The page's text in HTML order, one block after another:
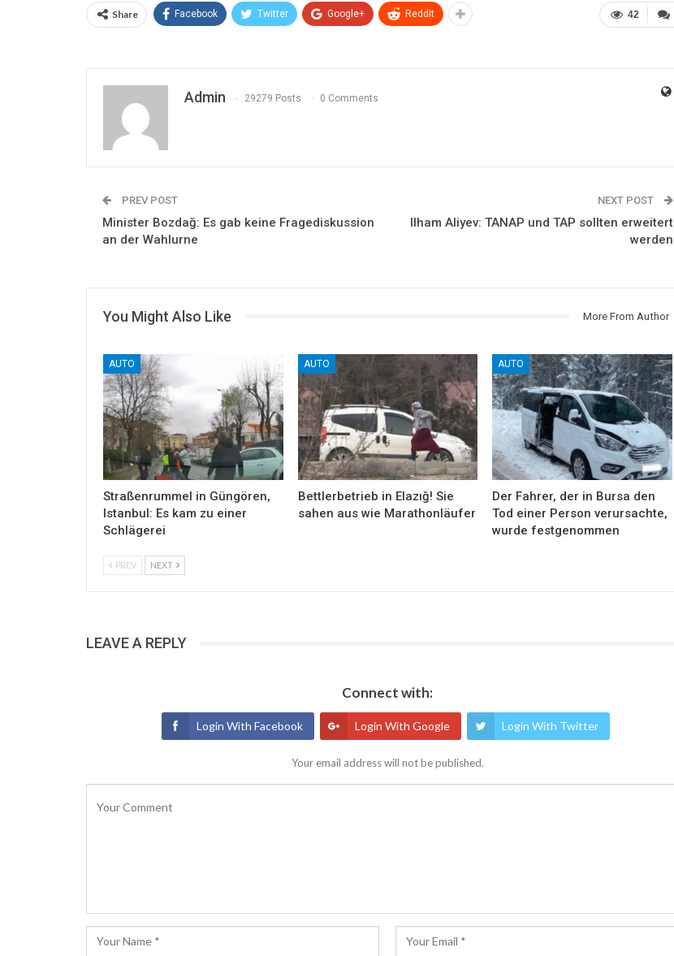
42
Share Facebook Twitter Google+ ReddIt
Admin 29279 Posts 0 Comments
PREV POST
Minister Bozdağ: Es gab keine Fragediskussion
an der Wahlurne
NEXT POST
Ilham Aliyev: TANAP und TAP sollten erweitert
werden
You Might Also Like More From Author
AUTO
Straßenrummel in Güngören,
Istanbul: Es kam zu einer
Schlägerei
AUTO
Bettlerbetrieb in Elazığ! Sie
sahen aus wie Marathonläufer
AUTO
Der Fahrer, der in Bursa den
Tod einer Person verursachte,
wurde festgenommen
PREV NEXT
LEAVE A REPLY
Connect with:
Login With Facebook Login With Google Login With Twitter
Your email address will not be published.